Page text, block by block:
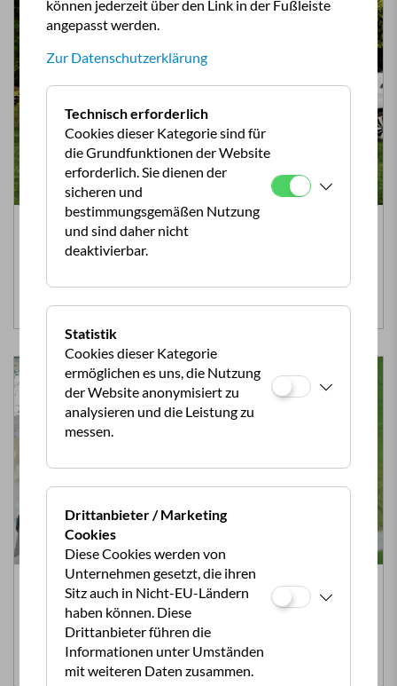
Schruns-Bartholomäberg (Vorarlberg)
Rätikon Camping
Mehr Infos >>
Bürs (Vorarlberg)
Auhof Camping Bürs
Reitmöglichkeit am Platz
können jederzeit über den Link in der Fußleiste
angepasst werden.
Zur Datenschutzerklärung
Technisch erforderlich
Cookies dieser Kategorie sind für
die Grundfunktionen der Website
erforderlich. Sie dienen der
sicheren und
bestimmungsgemäßen Nutzung
und sind daher nicht
deaktivierbar.
Statistik
Cookies dieser Kategorie
ermöglichen es uns, die Nutzung
der Website anonymisiert zu
analysieren und die Leistung zu
messen.
Drittanbieter / Marketing
Cookies
Diese Cookies werden von
Unternehmen gesetzt, die ihren
Sitz auch in Nicht-EU-Ländern
haben können. Diese
Drittanbieter führen die
Informationen unter Umständen
mit weiteren Daten zusammen.